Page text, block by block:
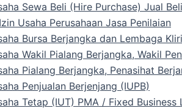
Sewa Beli (Hire Purchase) Jual
Usaha Perusahaan Jasa Penilaian
Bursa Berjangka dan Lembaga
Wakil Pialang Berjangka, Wakil
Pialang Berjangka, Penasihat
Penjualan Berjenjang (IUPB)
Tetap (IUT) PMA / Fixed Business